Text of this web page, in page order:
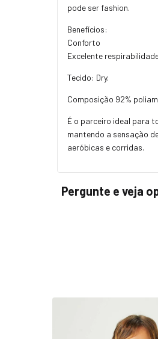
pode ser fashion.
Benefícios:
Conforto
Excelente
Tecido: Dry.
Composição 92%
É o parceiro ideal para
mantendo a sensação
aeróbicas e corridas.
Pergunte e veja